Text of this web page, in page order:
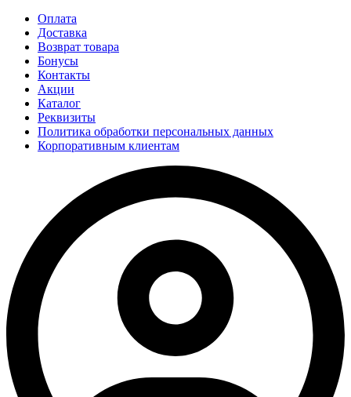
Оплата
Доставка
Возврат товара
Бонусы
Контакты
Акции
Каталог
Реквизиты
Политика обработки персональных данных
Корпоративным клиентам